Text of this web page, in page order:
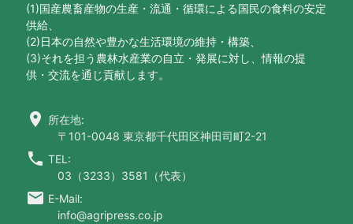
(1)国産農畜産物の生産・流通・循環による国民の食料の安定
供給、
(2)日本の自然や豊かな生活環境の維持・構築、
(3)それを担う農林水産業の自立・発展に対し、情報の提
供・交流を通じ貢献します。
location_on 所在地:
〒101-0048 東京都千代田区神田司町2-21
call TEL:
03（3233）3581（代表）
email E-Mail:
info@agripress.co.jp